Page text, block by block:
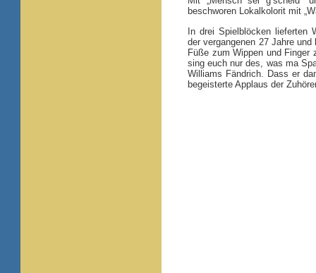
beschworen Lokalkolorit mit
In drei Spielblöcken lieferten
der vergangenen 27 Jahre
Füße zum Wippen und Finger
sing euch nur des, was ma
Williams Fändrich. Dass er
begeisterte Applaus der